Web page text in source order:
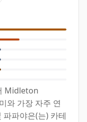
Midleton
와 가장 자주 연
파파야은(는) 카테